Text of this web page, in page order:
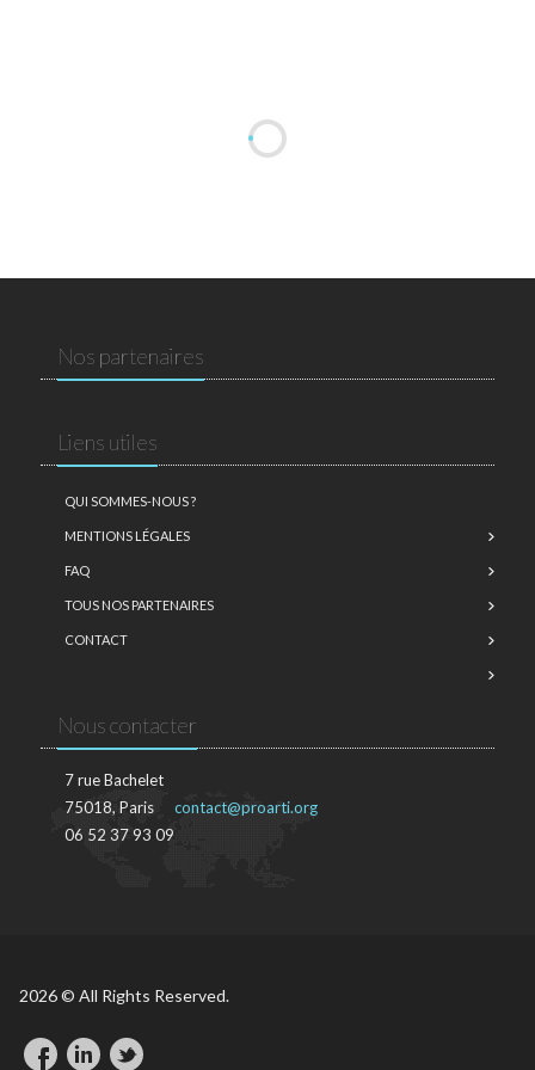
Nos partenaires
Liens utiles
QUI SOMMES-NOUS ?
MENTIONS LÉGALES
FAQ
TOUS NOS PARTENAIRES
CONTACT
Nous contacter
7 rue Bachelet
75018, Paris
06 52 37 93 09
contact@proarti.org
2026 © All Rights Reserved.